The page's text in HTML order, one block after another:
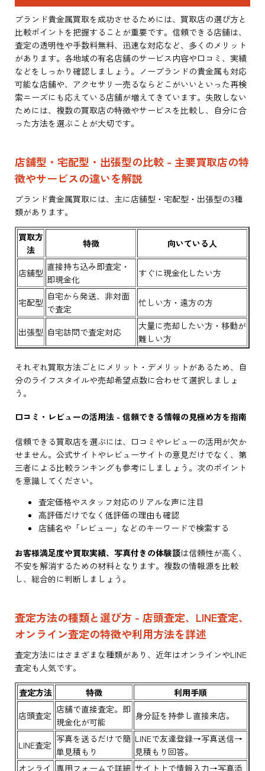
ブランド貴金属買取を成功させるためには、買取店の選び方と
比較ポイントを把握することが重要です。信頼できる店舗は、
査定の透明性や手数料無料、迅速な対応など、多くのメリット
があります。各地域の有名店舗のサービス内容や口コミ、実績
などをしっかり確認しましょう。ノーブランドの貴金属も対応
可能な店舗や、アクセサリー売るならどこがいいといった再検
索ニーズにも応えている店舗が増えてきています。失敗しない
ためには、複数の買取店の特徴やサービスを比較し、自分に合
った方法を選ぶことが大切です。
店舗型・宅配型・出張型の比較 - 主要買取店の特
徴やサービスの違いを解説
ブランド貴金属買取には、主に店舗型・宅配型・出張型の3種
類があります。
買取方
法
特徴 向いている人
店舗型
直接持ち込み即査定・
即現金化
すぐに現金化したい方
宅配型
自宅から発送、非対面
で査定
忙しい方・遠方の方
出張型 自宅訪問で査定対応
大量に売却したい方・移動が
難しい方
それぞれ買取方法ごとにメリット・デメリットがあるため、自
分のライフスタイルや売却希望点数に合わせて選択しましょ
う。
口コミ・レビューの活用法 - 信頼できる情報の見極め方を指南
信頼できる買取店を選ぶには、口コミやレビューの活用が欠か
せません。公式サイトやレビューサイトの意見だけでなく、第
三者による比較ランキングも参考にしましょう。次のポイント
を意識してください。
査定価格やスタッフ対応のリアルな声に注目
高評価だけでなく低評価の理由も確認
店舗名や「レビュー」などのキーワードで検索する
お客様満足度や買取実績、写真付きの体験談は信頼性が高く、
不安を解消するための材料となります。複数の情報源を比較
し、総合的に判断しましょう。
査定方法の種類と選び方 - 店頭査定、LINE査定、
オンライン査定の特徴や利用方法を詳述
査定方法にはさまざまな種類があり、近年はオンラインやLINE
査定も人気です。
査定方法 特徴
利用手順
店頭査定
店舗で直接査定。即
現金化が可能
身分証を持参し直接来店。
LINE査定
写真を送るだけで簡
単見積もり
LINEで友達登録→写真送信→
見積もり回答。
オンライ 専用フォームで詳細 サイト上で情報入力→写真添